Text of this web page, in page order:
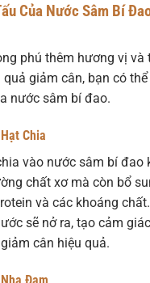
Của Nước Sâm Bí
phú thêm hương vị và
giảm cân, bạn có
nước sâm bí đao.
Chia
vào nước sâm bí đao
chất xơ mà còn bổ
và các khoáng
sẽ nở ra, tạo cảm
cân hiệu quả.